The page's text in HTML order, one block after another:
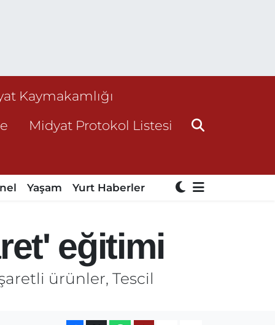
Kaymakamlığı
Midyat Protokol Listesi
Yaşam Yurt Haberler
eğitimi
ürünler, Tescil